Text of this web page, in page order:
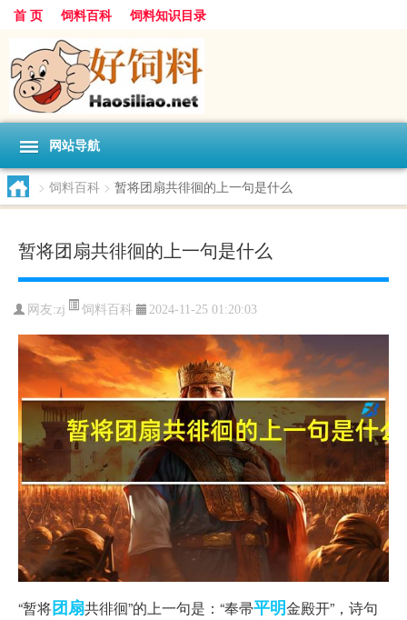
首 页 饲料百科 饲料知识目录
网站导航
> 饲料百科 > 暂将团扇共徘徊的上一句是什么
暂将团扇共徘徊的上一句是什么
网友:zj 饲料百科 2024-11-25 01:20:03
“暂将团扇共徘徊”的上一句是：“奉帚平明金殿开”，诗句